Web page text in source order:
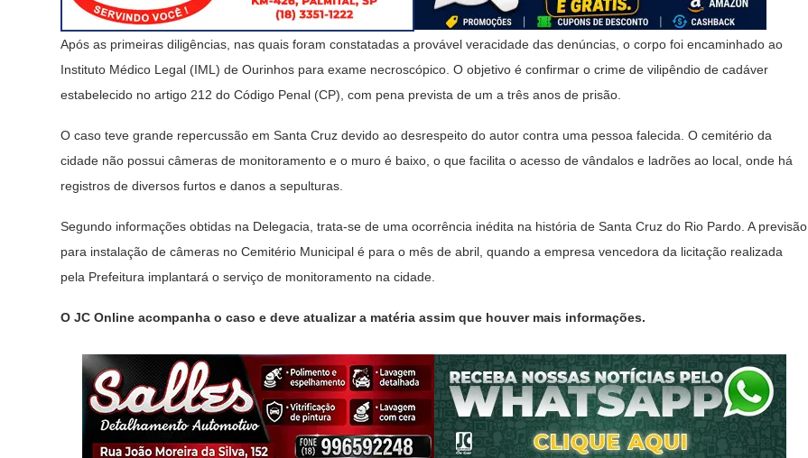
Após as primeiras diligências, nas quais foram constatadas a provável veracidade das denúncias, o corpo foi encaminhado ao
Instituto Médico Legal (IML) de Ourinhos para exame necroscópico. O objetivo é confirmar o crime de vilipêndio de cadáver
estabelecido no artigo 212 do Código Penal (CP), com pena prevista de um a três anos de prisão.
O caso teve grande repercussão em Santa Cruz devido ao desrespeito do autor contra uma pessoa falecida. O cemitério da
cidade não possui câmeras de monitoramento e o muro é baixo, o que facilita o acesso de vândalos e ladrões ao local, onde há
registros de diversos furtos e danos a sepulturas.
Segundo informações obtidas na Delegacia, trata-se de uma ocorrência inédita na história de Santa Cruz do Rio Pardo. A previsão
para instalação de câmeras no Cemitério Municipal é para o mês de abril, quando a empresa vencedora da licitação realizada
pela Prefeitura implantará o serviço de monitoramento na cidade.
O JC Online acompanha o caso e deve atualizar a matéria assim que houver mais informações.